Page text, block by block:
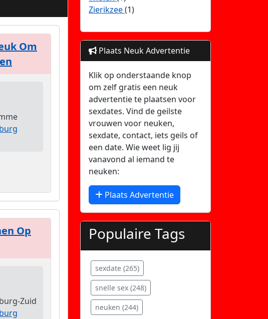
Om
Op
Zuid
Zierikzee(1)
Plaats Neuk Advertentie
Klik op onderstaande knop
om zelf gratis een neuk
advertentie te plaatsen voor
sexdates. Vind de geilste
vrouwen voor neuken,
sexdate, contact, iets geils of
een date. Wie weet lig jij
vanavond al iemand te
neuken:
Plaats Advertentie
Populaire Tags
sexdate (265)
snelle sex (248)
neuken (244)